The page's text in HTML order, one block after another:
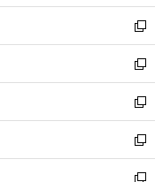
し
い
ウ
ィ
ン
ド
ウ
で
開
く
新
し
い
ウ
ィ
ン
ド
ウ
で
新
し
い
ウ
ィ
ン
ド
新
し
い
ウ
新
し